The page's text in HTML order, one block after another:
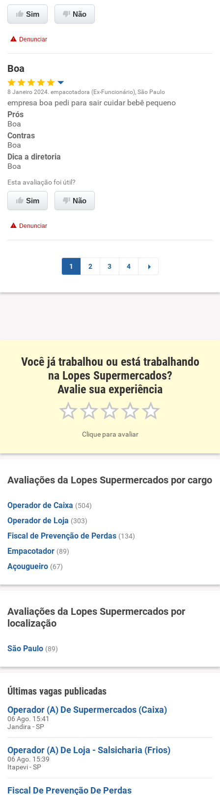
Sim Não
Denunciar
Boa
Oportunidade de promoção
Ambiente de trabalho
Conciliação com a vida familiar
Recomenda esta empresa
8 Janeiro 2024. empacotadora (Ex-Funcionário), São Paulo
empresa boa pedi para sair cuidar bebê pequeno
Prós
Boa
Contras
Boa
Dica a diretoria
Boa
Esta avaliação foi útil?
Sim Não
Denunciar
1 2 3 4
Você já trabalhou ou está trabalhando
na Lopes Supermercados?
Avalie sua experiência
Clique para avaliar
Avaliações da Lopes Supermercados por cargo
Operador de Caixa (504)
Operador de Loja (303)
Fiscal de Prevenção de Perdas (134)
Empacotador (89)
Açougueiro (67)
Avaliações da Lopes Supermercados por
localização
São Paulo (89)
Últimas vagas publicadas
Operador (A) De Supermercados (Caixa)
06 Ago. 15:41
Jandira - SP
Operador (A) De Loja - Salsicharia (Frios)
06 Ago. 15:39
Itapevi - SP
Fiscal De Prevenção De Perdas